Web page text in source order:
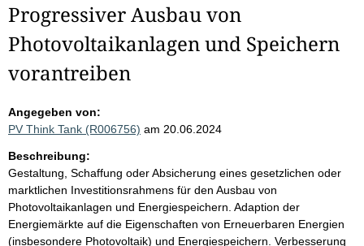
Progressiver Ausbau von
Photovoltaikanlagen und Speichern
vorantreiben
Angegeben von:
PV Think Tank (R006756) am 20.06.2024
Beschreibung:
Gestaltung, Schaffung oder Absicherung eines gesetzlichen oder
marktlichen Investitionsrahmens für den Ausbau von
Photovoltaikanlagen und Energiespeichern. Adaption der
Energiemärkte auf die Eigenschaften von Erneuerbaren Energien
(insbesondere Photovoltaik) und Energiespeichern. Verbesserung